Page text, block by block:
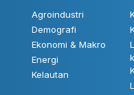
Agroindustri
Demografi
Ekonomi & Makro
Energi
Kelautan